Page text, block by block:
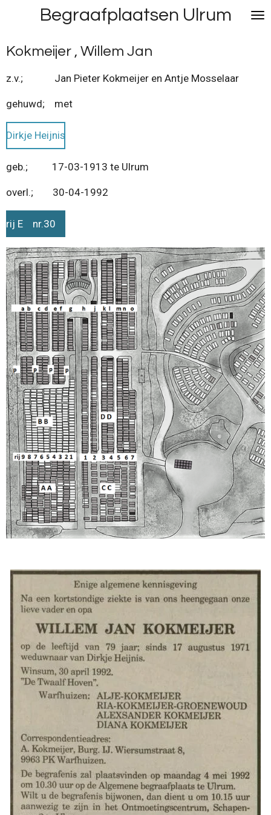
naar
de
hoofdinhoud
Begraafplaatsen Ulrum
Kokmeijer , Willem Jan
z.v.; Jan Pieter Kokmeijer en Antje Mosselaar
gehuwd; met
Dirkje Heijnis
geb.; 17-03-1913 te Ulrum
overl.; 30-04-1992
rij E nr.30